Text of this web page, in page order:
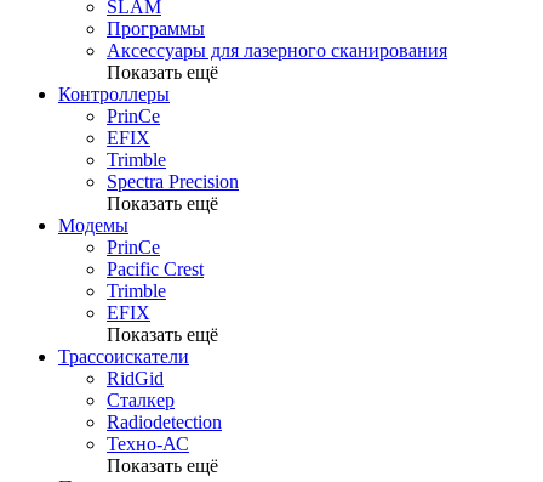
SLAM
Программы
Аксессуары для лазерного сканирования
Показать ещё
Контроллеры
PrinCe
EFIX
Trimble
Spectra Precision
Показать ещё
Модемы
PrinCe
Pacific Crest
Trimble
EFIX
Показать ещё
Трассоискатели
RidGid
Сталкер
Radiodetection
Техно-АС
Показать ещё